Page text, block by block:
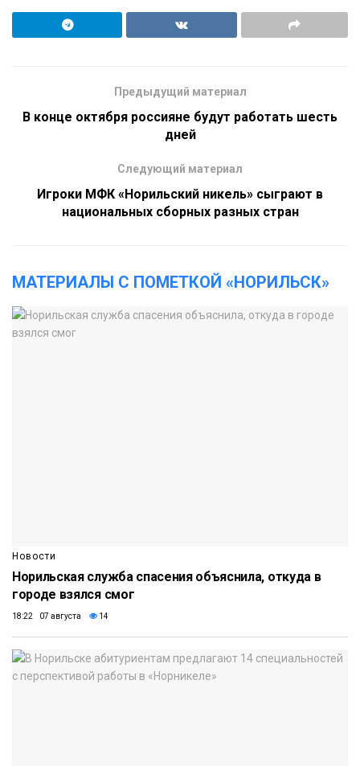
Предыдущий материал
В конце октября россияне будут работать шесть
дней
Следующий материал
Игроки МФК «Норильский никель» сыграют в
национальных сборных разных стран
МАТЕРИАЛЫ С ПОМЕТКОЙ «НОРИЛЬСК»
Новости
Норильская служба спасения объяснила, откуда в
городе взялся смог
18:22 07 августа 14